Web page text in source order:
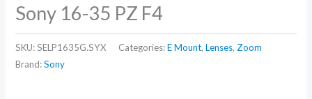
Sony 16-35 PZ F4
SKU:SELP1635G.SYX Categories:E Mount,Lenses, Zoom
Brand:Sony